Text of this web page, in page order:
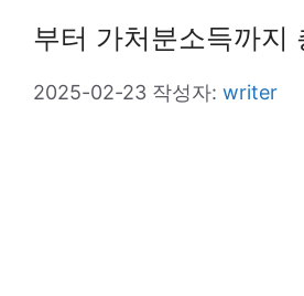
부터 가처분소득까지
2025-02-23 작성자: writer